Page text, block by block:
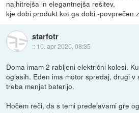
najhitrejša in elegantnejša rešitev,
kje dobi produkt kot ga dobi -povprečen
starfotr
:: 10. apr 2020, 08:35
Doma imam 2 rabljeni električni kolesi.
oglasih. Eden ima motor spredaj, drugi v
treba menjat baterijo.
Hočem reči, da s temi predelavami gre